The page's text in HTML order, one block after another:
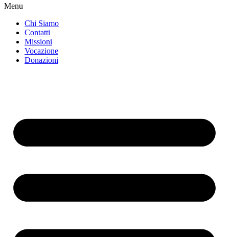
Menu
Chi Siamo
Contatti
Missioni
Vocazione
Donazioni